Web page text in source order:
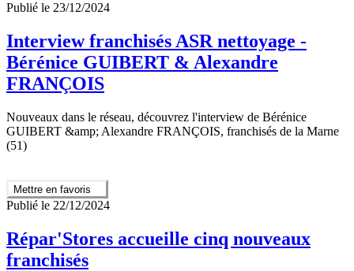
Publié le 23/12/2024
Interview franchisés ASR nettoyage -
Bérénice GUIBERT & Alexandre
FRANÇOIS
Nouveaux dans le réseau, découvrez l'interview de Bérénice
GUIBERT &amp; Alexandre FRANÇOIS, franchisés de la Marne
(51)
Mettre en favoris
Publié le 22/12/2024
Répar'Stores accueille cinq nouveaux
franchisés